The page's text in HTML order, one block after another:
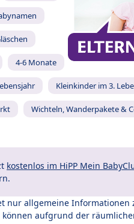
4-6 Monate
Kleinkinder im 3.
Wichteln, Wanderpakete &
kostenlos im HiPP Mein
nur allgemeine Informationen
aufgrund der